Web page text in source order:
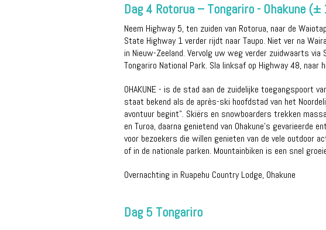
Dag 4 Rotorua – Tongariro - Ohakune
Neem Highway 5, ten zuiden van Rotorua, naar de
State Highway 1 verder rijdt naar Taupo. Niet ver na
in Nieuw-Zeeland. Vervolg uw weg verder zuidwaarts
Tongariro National Park. Sla linksaf op Highway 48,
OHAKUNE - is de stad aan de zuidelijke toegangspoort
staat bekend als de après-ski hoofdstad van het
avontuur begint". Skiërs en snowboarders trekken
en Turoa, daarna genietend van Ohakune’s
voor bezoekers die willen genieten van de vele outdoor
of in de nationale parken. Mountainbiken is een snel
Overnachting in Ruapehu Country Lodge, Ohakune
Dag 5 Tongariro